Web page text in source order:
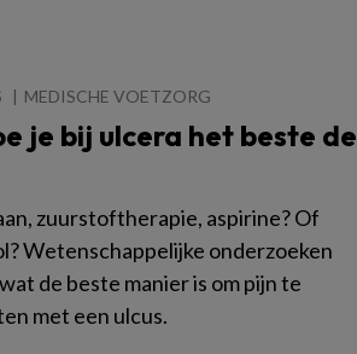
MEDISCHE VOETZORG
je bij ulcera het beste de
zuurstoftherapie, aspirine? Of
Wetenschappelijke onderzoeken
de beste manier is om pijn te
met een ulcus.